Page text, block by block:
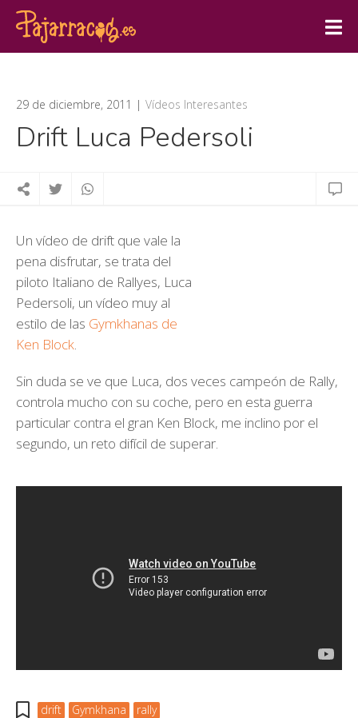
29 de diciembre, 2011 Vídeos Interesantes
Drift Luca Pedersoli
Un vídeo de drift que vale la
pena disfrutar, se trata del
piloto Italiano de Rallyes, Luca
Pedersoli, un vídeo muy al
estilo de las Gymkhanas de
Ken Block.
Sin duda se ve que Luca, dos veces campeón de Rally,
controla mucho con su coche, pero en esta guerra
particular contra el gran Ken Block, me inclino por el
segundo, un reto difícil de superar.
drift Gymkhana rally